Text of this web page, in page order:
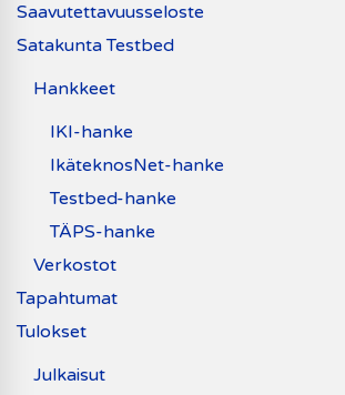
Saavutettavuusseloste
Satakunta Testbed
Hankkeet
IKI-hanke
IkäteknosNet-hanke
Testbed-hanke
TÄPS-hanke
Verkostot
Tapahtumat
Tulokset
Julkaisut